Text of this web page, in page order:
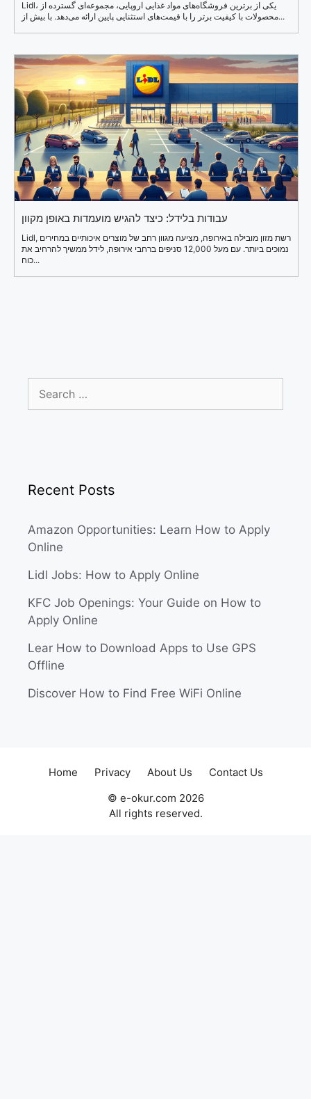
Lidl، یکی از برترین فروشگاه‌های مواد غذایی اروپایی، مجموعه‌ای گسترده از
محصولات با کیفیت برتر را با قیمت‌های استثنایی پایین ارائه می‌دهد. با بیش از...
עבודות בלידל: כיצד להגיש מועמדות באופן מקוון
Lidl, רשת מזון מובילה באירופה, מציעה מגוון רחב של מוצרים איכותיים במחירים
נמוכים ביותר. עם מעל 12,000 סניפים ברחבי אירופה, לידל ממשיך להרחיב את
כוח...
Recent Posts
Amazon Opportunities: Learn How to Apply
Online
Lidl Jobs: How to Apply Online
KFC Job Openings: Your Guide on How to
Apply Online
Lear How to Download Apps to Use GPS
Offline
Discover How to Find Free WiFi Online
Home Privacy About Us
Contact Us
© e-okur.com 2026
All rights reserved.